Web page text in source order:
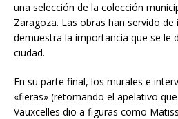
una selección de la colección
Zaragoza. Las obras han servido
demuestra la importancia que se le
ciudad.
En su parte final, los murales e
«fieras» (retomando el apelativo
Vauxcelles dio a figuras como